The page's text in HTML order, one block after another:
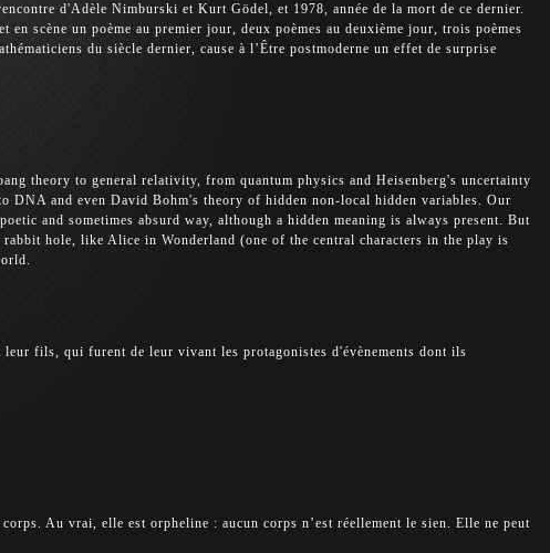
d'Adèle Nimburski et Kurt Gödel, et 1978, année de la mort de ce dernier.
en scène un poème au premier jour, deux poèmes au deuxième jour, trois poèmes
du siècle dernier, cause à l’Être postmoderne un effet de surprise
theory to general relativity, from quantum physics and Heisenberg's uncertainty
DNA and even David Bohm's theory of hidden non-local hidden variables. Our
and sometimes absurd way, although a hidden meaning is always present. But
hole, like Alice in Wonderland (one of the central characters in the play is
leur fils, qui furent de leur vivant les protagonistes d'évènements dont ils
Au vrai, elle est orpheline : aucun corps n’est réellement le sien. Elle ne peut